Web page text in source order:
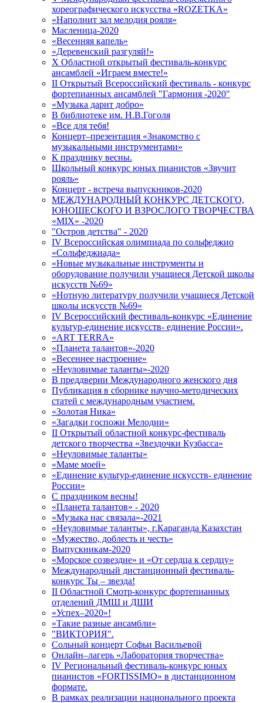
хореографического искусства «ROZETKA»
«Наполнит зал мелодия рояля»
Масленица-2020
«Весенняя капель»
«Деревенский разгуляй!»
X Областной открытый фестиваль-конкурс
ансамблей «Играем вместе!»
II Открытый Всероссийский фестиваль - конкурс
фортепианных ансамблей "Гармония -2020"
«Музыка дарит добро»
В библиотеке им. Н.В.Гоголя
«Все для тебя!
Концерт–презентация «Знакомство с
музыкальными инструментами»
К празднику весны.
Школьный конкурс юных пианистов «Звучит
рояль»
Концерт - встреча выпускников-2020
МЕЖДУНАРОДНЫЙ КОНКУРС ДЕТСКОГО,
ЮНОШЕСКОГО И ВЗРОСЛОГО ТВОРЧЕСТВА
«MIX» -2020
"Остров детства" - 2020
IV Всероссийская олимпиада по сольфеджио
«Сольфеджиада»
«Новые музыкальные инструменты и
оборудование получили учащиеся Детской школы
искусств №69»
«Нотную литературу получили учащиеся Детской
школы искусств №69»
IV Всероссийский фестиваль-конкурс «Единение
культур-единение искусств- единение России».
«ART TERRA»
«Планета талантов»-2020
«Весеннее настроение»
«Неуловимые таланты»-2020
В преддверии Международного женского дня
Публикация в сборнике научно-методических
статей с международным участием.
«Золотая Ника»
«Загадки госпожи Мелодии»
II Открытый областной конкурс-фестиваль
детского творчества «Звездочки Кузбасса»
«Неуловимые таланты»
«Маме моей»
«Единение культур-единение искусств- единение
России»
C праздником весны!
«Планета талантов» - 2020
«Музыка нас связала»-2021
«Неуловимые таланты», г.Караганда Казахстан
«Мужество, доблесть и честь»
Выпускникам-2020
«Морское созвездие» и «От сердца к сердцу»
Международный дистанционный фестиваль-
конкурс Ты – звезда!
II Областной Смотр-конкурс фортепианных
отделений ДМШ и ДШИ
«Успех–2020»!
«Такие разные ансамбли»
"ВИКТОРИЯ".
Сольный концерт Софьи Васильевой
Онлайн–лагерь «Лаборатория творчества»
IV Региональный фестиваль-конкурс юных
пианистов «FORTISSIMO» в дистанционном
формате.
В рамках реализации национального проекта